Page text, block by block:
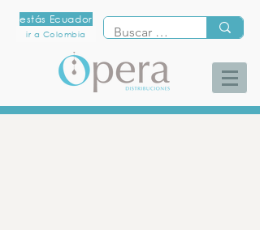
estás Ecuador
ir a Colombia